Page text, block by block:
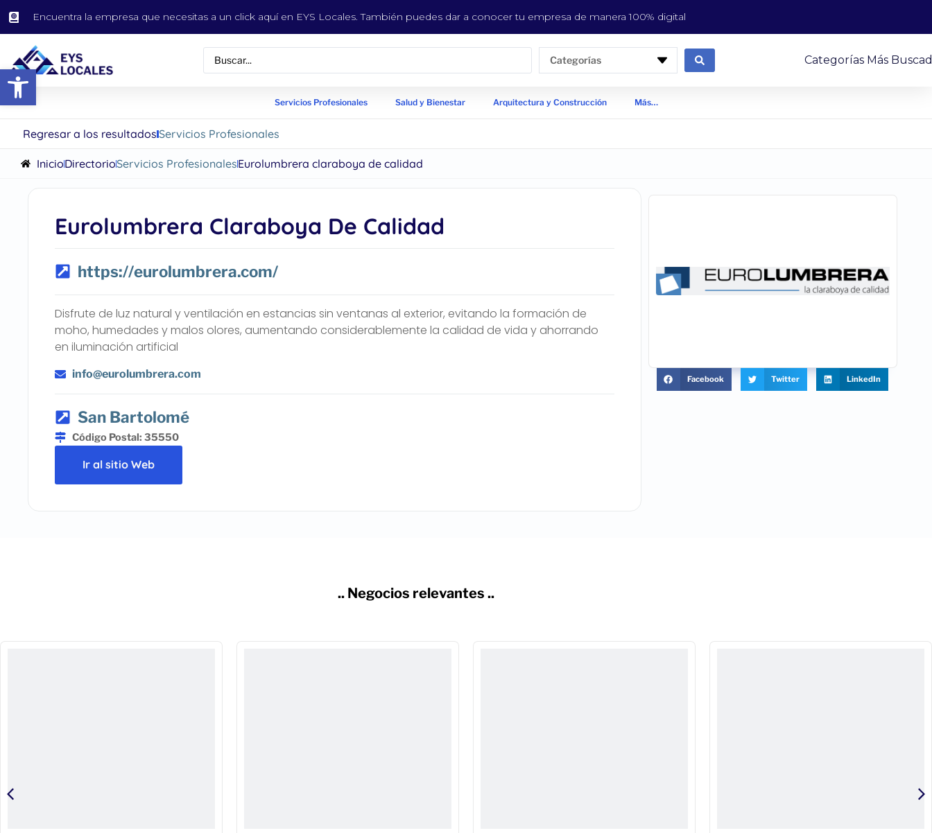
Abrir barra de herramientas
Encuentra la empresa que necesitas a un click aquí en EYS Locales. También puedes dar a conocer tu empresa de manera 100% digital
Categorías Categorías Más
Servicios Profesionales Salud y Bienestar Arquitectura y Construcción Más…
Regresar a los resultadosServicios Profesionales
InicioDirectorioServicios ProfesionalesEurolumbrera claraboya de calidad
Eurolumbrera Claraboya De Calidad
https://eurolumbrera.com/
Disfrute de luz natural y ventilación en estancias sin ventanas al exterior, evitando la formación de
moho, humedades y malos olores, aumentando considerablemente la calidad de vida y ahorrando
en iluminación artificial
info@eurolumbrera.com
San Bartolomé
Código Postal: 35550
Ir al sitio Web
Facebook Twitter LinkedIn
.. Negocios relevantes ..